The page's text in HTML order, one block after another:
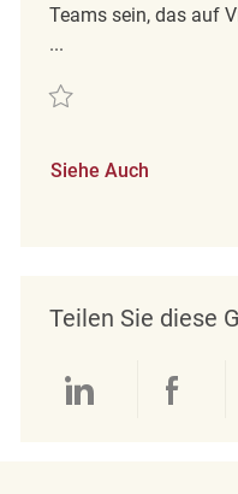
Teams sein, das auf
...
Retten Part Time
Siehe Auch
Teilen Sie diese
Über Über